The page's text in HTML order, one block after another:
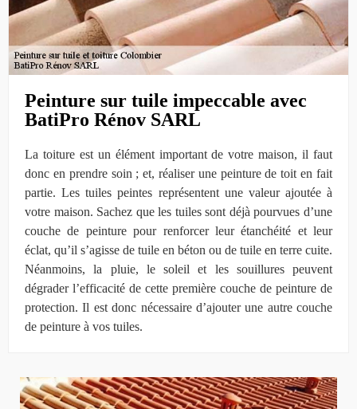
Peinture sur tuile impeccable avec
BatiPro Rénov SARL
La toiture est un élément important de votre maison, il faut
donc en prendre soin ; et, réaliser une peinture de toit en fait
partie. Les tuiles peintes représentent une valeur ajoutée à
votre maison. Sachez que les tuiles sont déjà pourvues d’une
couche de peinture pour renforcer leur étanchéité et leur
éclat, qu’il s’agisse de tuile en béton ou de tuile en terre cuite.
Néanmoins, la pluie, le soleil et les souillures peuvent
dégrader l’efficacité de cette première couche de peinture de
protection. Il est donc nécessaire d’ajouter une autre couche
de peinture à vos tuiles.